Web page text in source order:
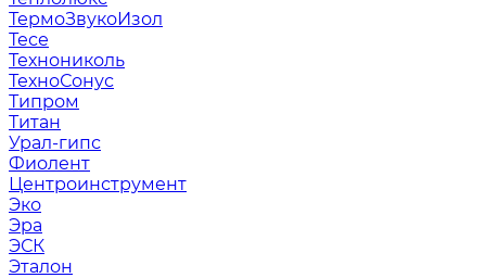
ТермоЗвукоИзол
Тесе
Технониколь
ТехноСонус
Типром
Титан
Урал-гипс
Фиолент
Центроинструмент
Эко
Эра
ЭСК
Эталон